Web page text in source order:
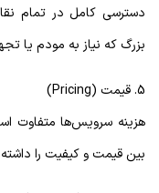
دسترسی کامل در تمام
بزرگ که نیاز به مودم یا
5. قیمت (Pricing)
هزینه سرویس‌ها متفاوت
بین قیمت و کیفیت را